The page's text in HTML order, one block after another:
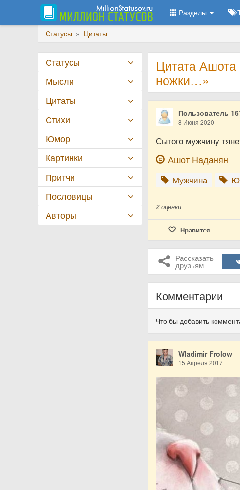
Разделы
Статусы » Цитаты
Цитата
ножки…»
Пользователь
8 Июня 2020
Сытого мужчину
Ашот Наданян
Мужчина
2 оценки
Нравится
Рассказать
друзьям
Комментарии
Что бы добавить
Wladimir Frolow
15 Апреля 2017
Статусы
Мысли
Цитаты
Стихи
Юмор
Картинки
Притчи
Пословицы
Авторы